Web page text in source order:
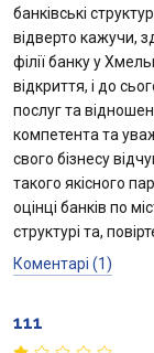
банківські
відверто кажучи,
філії банку у
відкриття, і до
послуг та
компетента та
свого бізнесу
такого якісного
оцінці банків по
структурі та,
Коментарі (1)
111